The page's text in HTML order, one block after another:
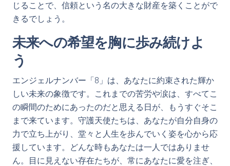
じることで、信頼という名の大きな財産を築くことがで
きるでしょう。
未来への希望を胸に歩み続けよ
う
エンジェルナンバー「8」は、あなたに約束された輝か
しい未来の象徴です。これまでの苦労や涙は、すべてこ
の瞬間のためにあったのだと思える日が、もうすぐそこ
まで来ています。守護天使たちは、あなたが自分自身の
力で立ち上がり、堂々と人生を歩んでいく姿を心から応
援しています。どんな時もあなたは一人ではありませ
ん。目に見えない存在たちが、常にあなたに愛を注ぎ、